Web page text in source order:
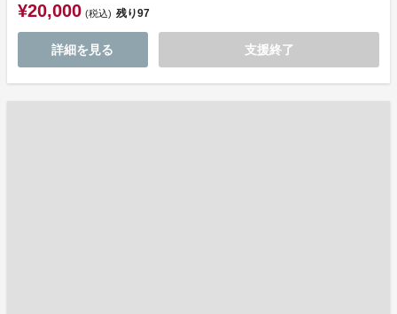
¥20,000 (税込) 残り97
詳細を見る 支援終了